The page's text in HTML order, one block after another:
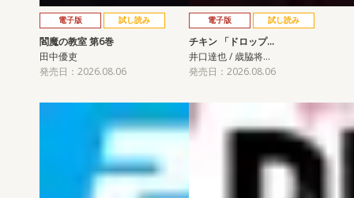
電子版 試し読み
閻魔の教室 第6巻
田中優吏
発売日：2026.08.06
電子版 試し読み
チキン 「ドロップ…
井口達也 / 歳脇将…
発売日：2026.08.06